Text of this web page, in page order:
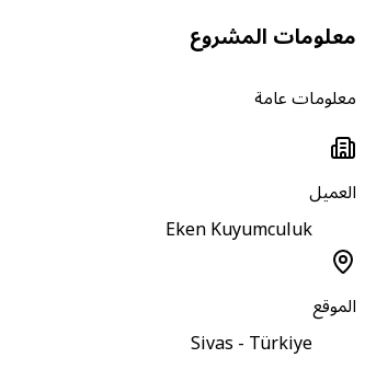
معلومات المشروع
معلومات عامة
العميل
Eken Kuyumculuk
الموقع
Sivas - Türkiye